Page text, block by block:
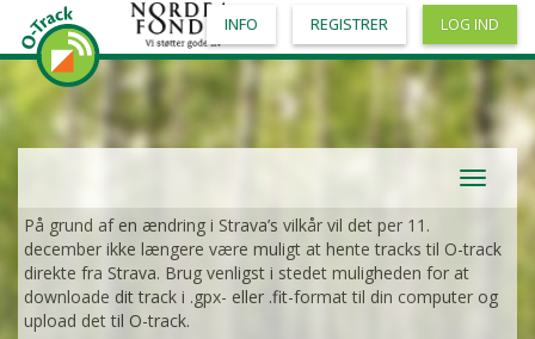
Toggle
På grund af en ændring i Strava’s vilkår vil det per 11.
december ikke længere være muligt at hente tracks til O-track
direkte fra Strava. Brug venligst i stedet muligheden for at
downloade dit track i .gpx- eller .fit-format til din computer og
upload det til O-track.
INFO REGISTRER LOG IND